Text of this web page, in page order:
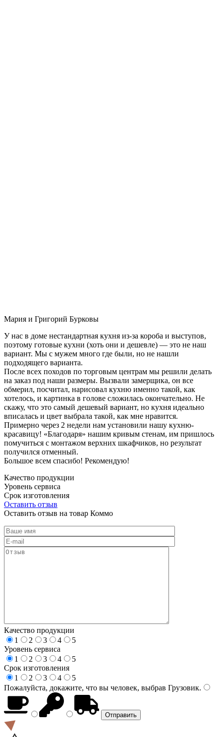
Мария и Григорий Бурковы
У нас в доме нестандартная кухня из-за короба и выступов,
поэтому готовые кухни (хоть они и дешевле) — это не наш
вариант. Мы с мужем много где были, но не нашли
подходящего варианта.
После всех походов по торговым центрам мы решили делать
на заказ под наши размеры. Вызвали замерщика, он все
обмерил, посчитал, нарисовал кухню именно такой, как
хотелось, и картинка в голове сложилась окончательно. Не
скажу, что это самый дешевый вариант, но кухня идеально
вписалась и цвет выбрала такой, как мне нравится.
Примерно через 2 недели нам установили нашу кухню-
красавицу! «Благодаря» нашим кривым стенам, им пришлось
помучиться с монтажом верхних шкафчиков, но результат
получился отменный.
Большое всем спасибо! Рекомендую!
Качество продукции
Уровень сервиса
Срок изготовления
Оставить отзыв
Оставить отзыв на товар Коммо
Качество продукции
1
2 3 4
5
Уровень сервиса
1
2 3 4
5
Срок изготовления
1
2 3 4
5
Пожалуйста, докажите, что вы человек, выбрав Грузовик.